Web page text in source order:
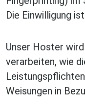
Die Einwilligung
Unser Hoster
verarbeiten, wie
Weisungen in